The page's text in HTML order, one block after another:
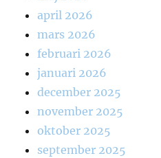
april 2026
mars 2026
februari 2026
januari 2026
december 2025
november 2025
oktober 2025
september 2025